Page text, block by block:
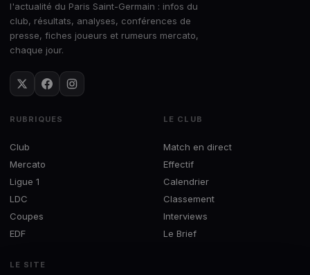
l'actualité du Paris Saint-Germain : infos du
club, résultats, analyses, conférences de
presse, fiches joueurs et rumeurs mercato,
chaque jour.
RUBRIQUES
Club
Mercato
Ligue 1
LDC
Coupes
EDF
LE CLUB
Match en direct
Effectif
Calendrier
Classement
Interviews
Le Brief
LE SITE